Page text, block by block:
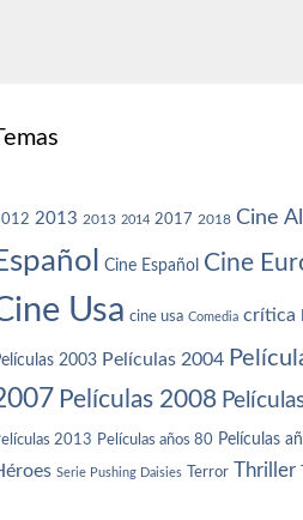
2013 2013 2014 2017 2018 Cine
Cine Español Cine
Usa cine usa Comedia crítica
2003 Películas 2004
Películas 2008
2013 Películas años 80 Películas
Serie Pushing Daisies Terror Thriller